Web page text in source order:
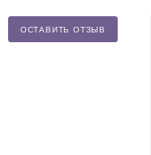
ОСТАВИТЬ ОТЗЫВ